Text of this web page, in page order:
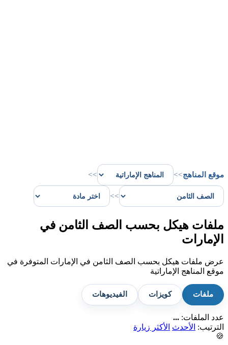
موقع المناهج>>
>>
>>
ملفات هيكل بحسب الصف الثامن في
الإمارات
عرض ملفات هيكل بحسب الصف الثامن في الإمارات المتوفرة في
موقع المناهج الإماراتية
ملفات كويزات الفيديوهات
عدد الملفات: ...
الترتيب:
الأحدث
الأكثر زيارة
🍪